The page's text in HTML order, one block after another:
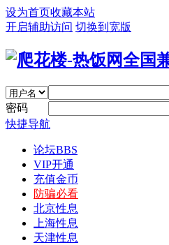
设为首页收藏本站
开启辅助访问 切换到宽版
密码
快捷导航
论坛BBS
VIP开通
充值金币
防骗必看
北京性息
上海性息
天津性息